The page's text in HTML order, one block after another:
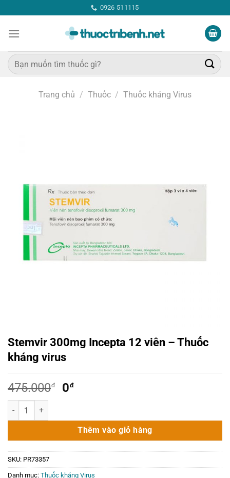
qua
nội
0926 511115
Tìm
kiếm:
Trang chủ / Thuốc / Thuốc kháng Virus
Stemvir 300mg Incepta 12 viên – Thuốc
kháng virus
475.000₫
Giá
475.000₫.
0₫Giá
là:
0₫.
Stemvir 300mg Incepta 12 viên - Thuốc kháng virus số lượng
Thêm vào giỏ hàng
SKU: PR73357
Danh mục: Thuốc kháng Virus